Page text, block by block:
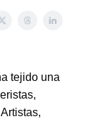
tejido una